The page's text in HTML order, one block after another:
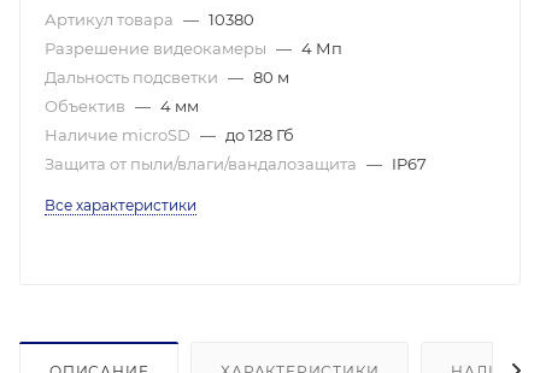
Артикул товара — 10380
Разрешение видеокамеры — 4 Мп
Дальность подсветки — 80 м
Объектив — 4 мм
Наличие microSD — до 128 Гб
Защита от пыли/влаги/вандалозащита — IP67
Все характеристики